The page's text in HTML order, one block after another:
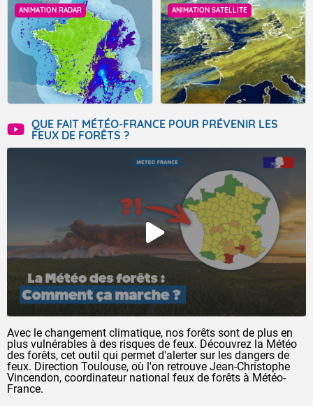
ANIMATION RADAR ANIMATION SATELLITE
QUE FAIT MÉTÉO-FRANCE POUR PRÉVENIR LES
FEUX DE FORÊTS ?
Avec le changement climatique, nos forêts sont de plus en
plus vulnérables à des risques de feux. Découvrez la Météo
des forêts, cet outil qui permet d'alerter sur les dangers de
feux. Direction Toulouse, où l'on retrouve Jean-Christophe
Vincendon, coordinateur national feux de forêts à Météo-
France.